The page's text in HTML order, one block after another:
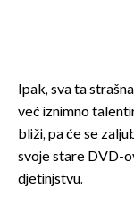
Ipak, sva ta
već iznimno
bliži, pa će se
svoje stare DVD-
djetinjstvu.